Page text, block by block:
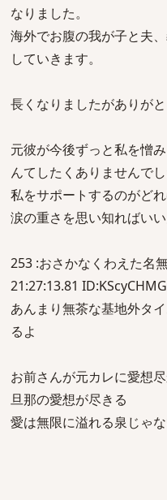
なりました。
海外でお腹の我が子と夫
していきます。
長くなりましたがありがと
元彼が今後ずっと私を憎
んてしたくありませんでし
私をサポートするのがど
涙の重さを思い知ればいい
253 :おさかなくわえた名
21:27:13.81 ID:KScyCHMG
あんまり無茶な基地外タ
るよ
お前さんが元カレに愛想
旦那の愛想が尽きる
愛は無限に溢れる泉じゃ